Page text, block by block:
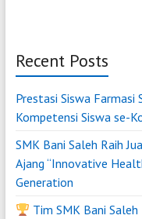
Recent Posts
Prestasi Siswa Farmasi
Kompetensi Siswa se-
SMK Bani Saleh Raih
Ajang “Innovative
Generation
Tim SMK Bani